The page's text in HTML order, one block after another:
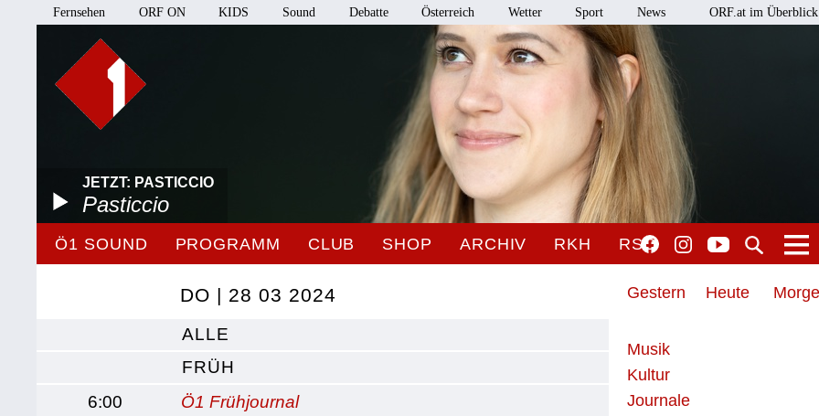
Fernsehen ORF ON KIDS Sound Debatte Österreich Wetter Sport News ORF.at im Überblick
JETZT: PASTICCIO
Pasticcio
Ö1 SOUND PROGRAMM CLUB SHOP ARCHIV RKH RSO
Gestern Heute
Musik
Kultur
Journale
DO | 28 03 2024
ALLE
FRÜH
6:00
Ö1 Frühjournal